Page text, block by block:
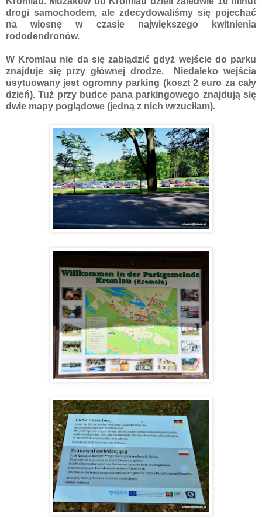
drogi samochodem, ale zdecydowaliśmy się pojechać
na wiosnę w czasie największego kwitnienia
rododendronów.
W Kromlau nie da się zabłądzić gdyż wejście do parku
znajduje się przy głównej drodze. Niedaleko wejścia
usytuowany jest ogromny parking (koszt 2 euro za cały
dzień). Tuż przy budce pana parkingowego znajdują się
dwie mapy poglądowe (jedną z nich wrzuciłam).